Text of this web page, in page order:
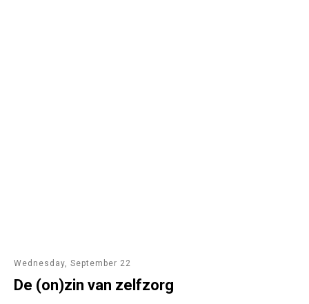
Wednesday, September 22
De (on)zin van zelfzorg